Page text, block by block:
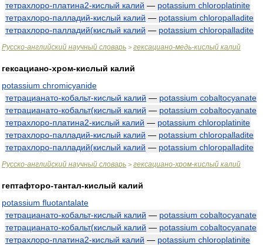
тетрахлоро-платина2-кислый калий — potassium chloroplatinite
тетрахлоро-палладий-кислый калий — potassium chloropalladite
тетрахлоро-палладий(кислый калий — potassium chloropalladite
Русско-английский научный словарь > гексациано-медь-кислый калий
гексациано-хром-кислый калий
potassium chromicyanide
тетрацианато-кобальт-кислый калий — potassium cobaltocyanate
тетрацианато-кобальт(кислый калий — potassium cobaltocyanate
тетрахлоро-платина2-кислый калий — potassium chloroplatinite
тетрахлоро-палладий-кислый калий — potassium chloropalladite
тетрахлоро-палладий(кислый калий — potassium chloropalladite
Русско-английский научный словарь > гексациано-хром-кислый калий
гептафторо-тантал-кислый калий
potassium fluotantalate
тетрацианато-кобальт-кислый калий — potassium cobaltocyanate
тетрацианато-кобальт(кислый калий — potassium cobaltocyanate
тетрахлоро-платина2-кислый калий — potassium chloroplatinite